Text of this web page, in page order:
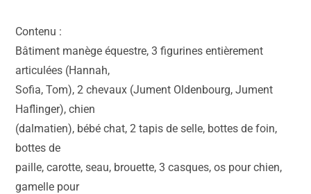
Contenu :
Bâtiment manège équestre, 3 figurines entièrement
articulées (Hannah,
Sofia, Tom), 2 chevaux (Jument Oldenbourg, Jument
Haflinger), chien
(dalmatien), bébé chat, 2 tapis de selle, bottes de foin,
bottes de
paille, carotte, seau, brouette, 3 casques, os pour chien,
gamelle pour